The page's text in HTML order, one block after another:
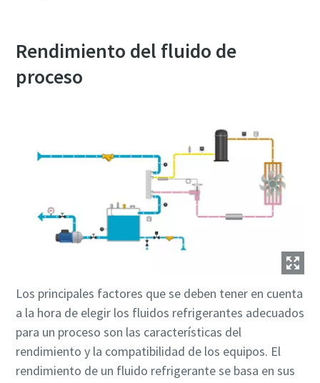
Rendimiento del fluido de
proceso
Los principales factores que se deben tener en cuenta
a la hora de elegir los fluidos refrigerantes adecuados
para un proceso son las características del
rendimiento y la compatibilidad de los equipos. El
rendimiento de un fluido refrigerante se basa en sus